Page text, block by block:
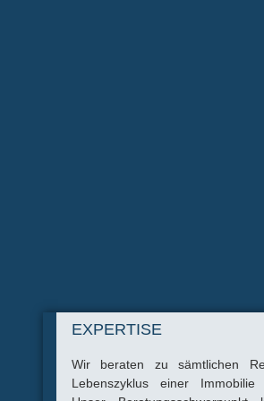
EXPERTISE
Wir beraten zu sämtlichen
Lebenszyklus einer Immobilie